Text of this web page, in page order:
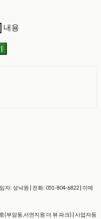
내용
자: 성낙원 | 전화: 051-804-6822 | 이메
(부암동,서면지원 더 뷰 파크) | 사업자등